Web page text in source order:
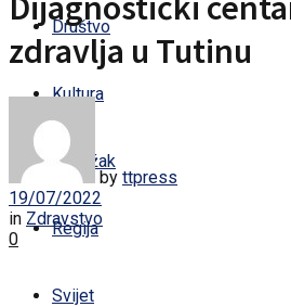
Društvo
Kultura
Sandžak
Regija
Svijet
zdravlja u Tutinu
by ttpress
19/07/2022
in Zdravstvo
0